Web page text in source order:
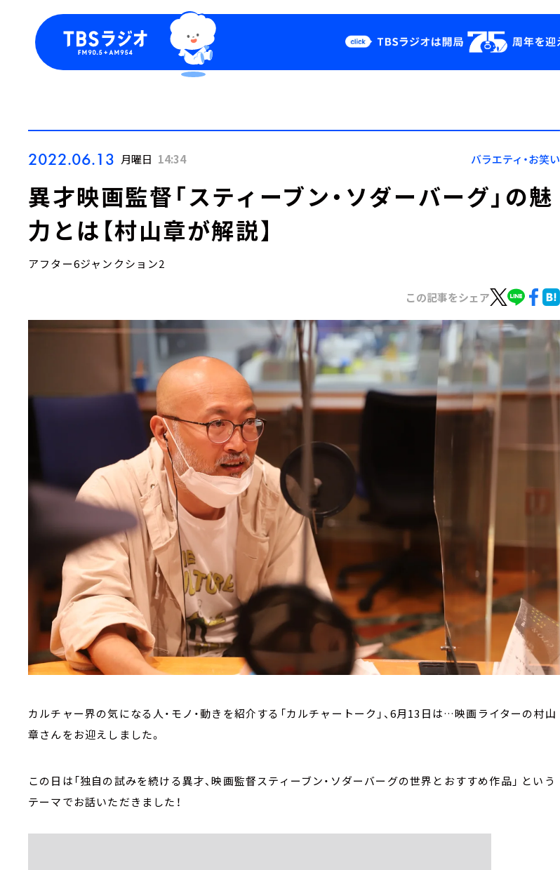
Podcast
YouTube
会社情報
2022.06.13 月曜日 14:34 バラエティ・お笑い
異才映画監督「スティーブン・ソダーバーグ」の魅
力とは【村山章が解説】
アフター6ジャンクション2
この記事をシェア
カルチャー界の気になる人・モノ・動きを紹介する「カルチャートーク」、6月13日は…映画ライターの村山
章さんをお迎えしました。
この日は「独自の試みを続ける異才、映画監督スティーブン・ソダーバーグの世界とおすすめ作品」 という
テーマでお話いただきました！